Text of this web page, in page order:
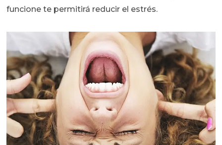
funcione te permitirá reducir el estrés.